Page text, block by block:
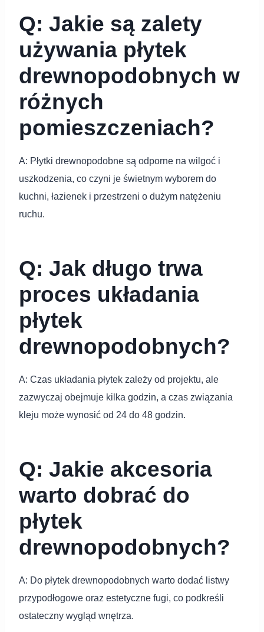
Q: Jakie są zalety
używania płytek
drewnopodobnych w
różnych
pomieszczeniach?
A: Płytki drewnopodobne są odporne na wilgoć i
uszkodzenia, co czyni je świetnym wyborem do
kuchni, łazienek i przestrzeni o dużym natężeniu
ruchu.
Q: Jak długo trwa
proces układania
płytek
drewnopodobnych?
A: Czas układania płytek zależy od projektu, ale
zazwyczaj obejmuje kilka godzin, a czas związania
kleju może wynosić od 24 do 48 godzin.
Q: Jakie akcesoria
warto dobrać do
płytek
drewnopodobnych?
A: Do płytek drewnopodobnych warto dodać listwy
przypodłogowe oraz estetyczne fugi, co podkreśli
ostateczny wygląd wnętrza.